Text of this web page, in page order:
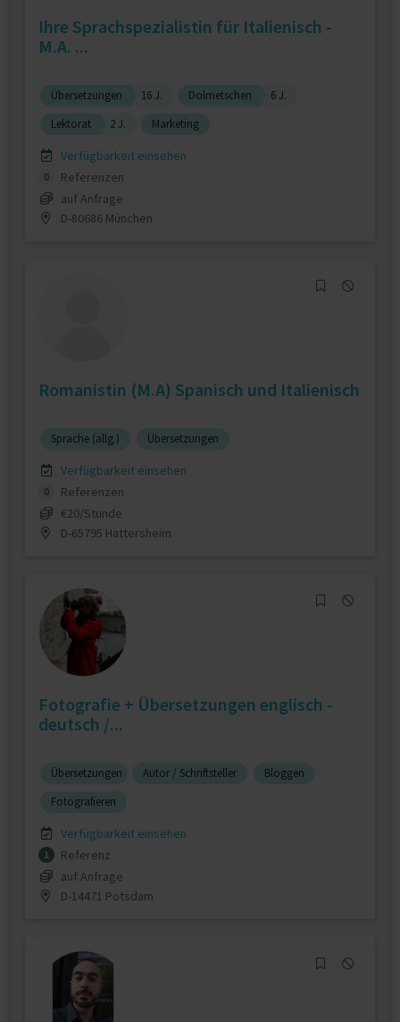
Ihre Sprachspezialistin für Italienisch -
M.A. ...
Übersetzungen 16 J. Dolmetschen
6 J.
Lektorat
2 J. Marketing
Verfügbarkeit einsehen
0
Referenzen
auf Anfrage
D-80686 München
Romanistin (M.A) Spanisch und Italienisch
Sprache (allg.) Übersetzungen
Verfügbarkeit einsehen
0
Referenzen
€20/Stunde
D-65795 Hattersheim
Fotografie + Übersetzungen englisch -
deutsch /...
Übersetzungen Autor / Schriftsteller
Bloggen
Fotografieren
Verfügbarkeit einsehen
1
Referenz
auf Anfrage
D-14471 Potsdam